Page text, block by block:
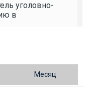
уголовно-
в
выращивание
Месяц